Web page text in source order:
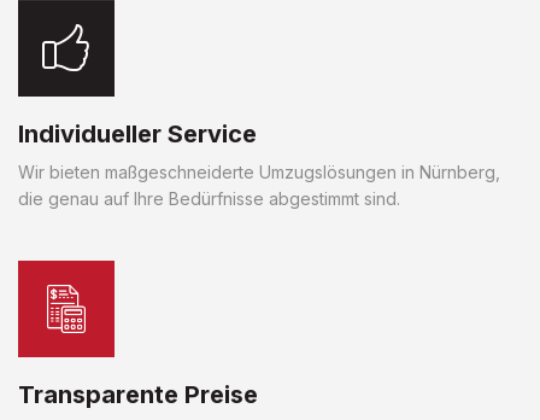
Individueller Service
Wir bieten maßgeschneiderte Umzugslösungen in Nürnberg,
die genau auf Ihre Bedürfnisse abgestimmt sind.
Transparente Preise